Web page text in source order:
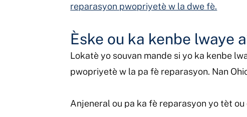
reparasyon pwopriyetè w la dwe fè.
Èske ou ka kenbe lwaye
Lokatè yo souvan mande si yo ka kenbe
pwopriyetè w la pa fè reparasyon. Nan
Anjeneral ou pa ka fè reparasyon yo tèt